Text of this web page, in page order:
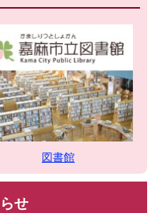
図書館
せ